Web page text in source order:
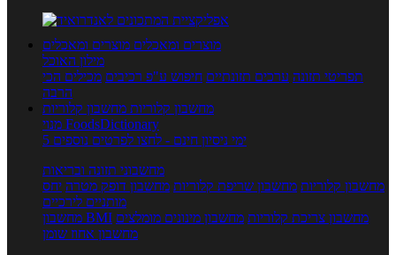
מוצרים ומאכלים מוצרים ומאכלים
מילון האוכל
תפריטי תזונה ערכים תזונתיים חיפוש ע"פ רכיבים מכילים הכי
הרבה
מחשבון קלוריות מחשבון קלוריות
מנוי FoodsDictionary
5 ימי ניסיון חינם - לחצו לפרטים נוספים
מחשבוני תזונה ובריאות
מחשבון קלוריות מחשבון שריפת קלוריות מחשבון דופק מטרה יחס
מותניים לירכיים
מחשבון BMI
מחשבון צריכת קלוריות מחשבון מינונים מומלצים
מחשבון אחוז שומן